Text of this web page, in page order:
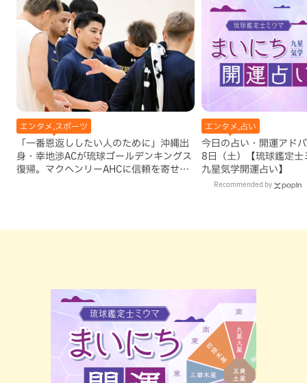
エンタメ,スポーツ
「一番恩返ししたい人のために」沖縄出
身・幸地渉ACが琉球ゴールデンキングス
復帰。マクヘンリーAHCに信頼を寄せる
エンタメ,占い
今日の占い・開運アド
8日（土）【琉球鑑定士
九星気学開運占い】
Recommended by